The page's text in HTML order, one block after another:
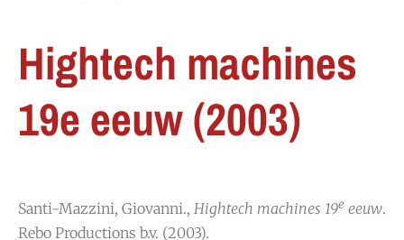
Hightech machines
19e eeuw (2003)
Santi-Mazzini, Giovanni., Hightech machines 19e eeuw.
Rebo Productions b.v. (2003).